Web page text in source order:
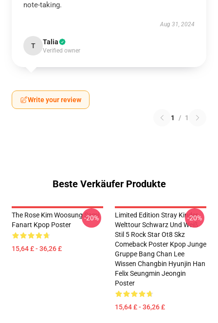
note-taking.
Aug 31, 2024
T Talia
Verified owner
Write your review
1 / 1
Beste Verkäufer Produkte
The Rose Kim Woosung Sami
Fanart Kpop Poster
15,64 £ - 36,26 £
-20%
Limited Edition Stray Kinder
Welttour Schwarz Und Weiß
Stil 5 Rock Star Ot8 Skz
Comeback Poster Kpop Junge
Gruppe Bang Chan Lee
Wissen Changbin Hyunjin Han
Felix Seungmin Jeongin
Poster
15,64 £ - 36,26 £
-20%